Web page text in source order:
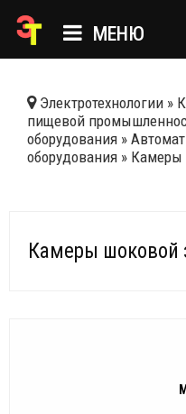
МЕНЮ
КАТАЛОГ
О КОМПАНИИ
Электротехнологии »
пищевой
оборудования »
оборудования » Камеры
Камеры шоковой